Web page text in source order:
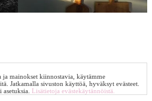
mainokset kiinnostavia, käytämme
Jatkamalla sivuston käyttöä, hyväksyt evästeet.
Lisätietoja evästekäytännöistä.